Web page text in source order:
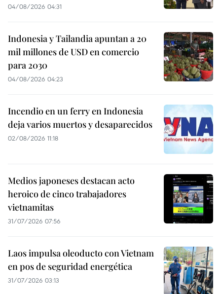
04/08/2026 04:31
Indonesia y Tailandia apuntan a 20
mil millones de USD en comercio
para 2030
04/08/2026 04:23
Incendio en un ferry en Indonesia
deja varios muertos y desaparecidos
02/08/2026 11:18
Medios japoneses destacan acto
heroico de cinco trabajadores
vietnamitas
31/07/2026 07:56
Laos impulsa oleoducto con Vietnam
en pos de seguridad energética
31/07/2026 03:13